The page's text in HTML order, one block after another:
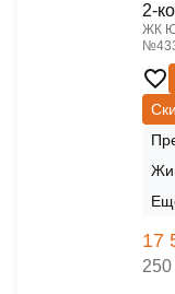
2-
ЖК
17
250